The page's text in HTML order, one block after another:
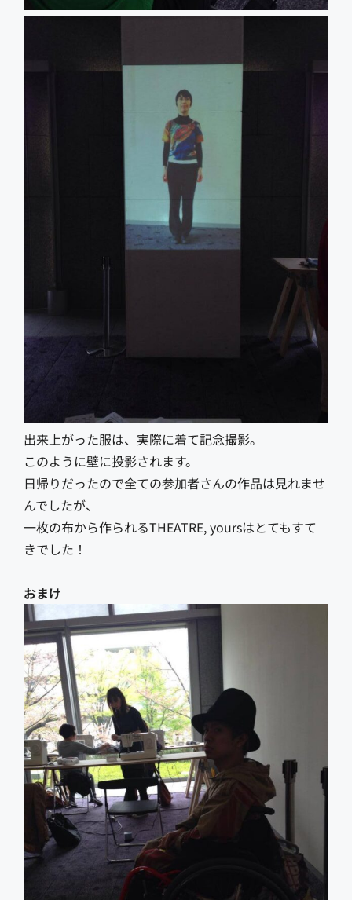
出来上がった服は、実際に着て記念撮影。
このように壁に投影されます。
日帰りだったので全ての参加者さんの作品は見れませ
んでしたが、
一枚の布から作られるTHEATRE, yoursはとてもすて
きでした！
おまけ